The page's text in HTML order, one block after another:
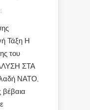
Τάξη Η
του
ΣΤΑ
ΝΑΤΟ,